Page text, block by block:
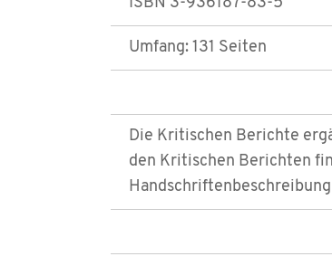
Umfang: 131 Seiten
Die Kritischen Berichte
den Kritischen Berichten